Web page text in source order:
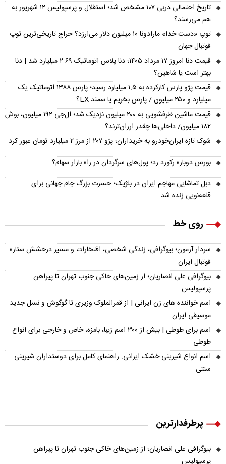
تاریخ احتمالی دربی ۱۰۷ مشخص شد؛ استقلال و پرسپولیس ۱۲ شهریور به
هم می‌رسند؟
توپ «دست خدا» مارادونا ۱۰ میلیون دلار می‌ارزد؟ حراج تاریخی‌ترین توپ
فوتبال جهان
قیمت دنا امروز ۱۷ مرداد ۱۴۰۵؛ دنا پلاس اتوماتیک ۲.۶۹ میلیارد شد | دنا
بهتر است یا شاهین؟
قیمت پژو پارس کارکرده به ۱.۵ میلیارد رسید؛ پارس ۱۳۸۸ اتوماتیک یک
میلیارد و ۲۵۰ میلیون / پارس بخریم یا سمند LX؟
قیمت ماشین ظرفشویی به ۲۰۰ میلیون نزدیک شد؛ ال‌جی ۱۹۲ میلیون، بوش
۱۸۲ میلیون/ داخلی‌ها چقدر ارزان‌ترند؟
شوک تازه ایران‌خودرو به خریداران؛ پژو ۲۰۷ از مرز ۲ میلیارد تومان عبور کرد
بورس دوباره رکورد زد؛ پول‌های سرگردان در راه بازار سهام؟
دبل تماشایی مهاجم ایران در بلژیک؛ حسرت بزرگ جام جهانی برای
قلعه‌نویی زنده شد
روی خط
سردار آزمون؛ بیوگرافی، زندگی شخصی، افتخارات و مسیر درخشش ستاره
فوتبال ایران
بیوگرافی علی انصاریان؛ از زمین‌های خاکی جنوب تهران تا پیراهن
پرسپولیس
اسم خواننده های زن ایرانی | از قمرالملوک وزیری تا گوگوش و نسل جدید
موسیقی ایران
اسم برای طوطی | بیش از ۳۰۰ اسم زیبا، بامزه، خاص و خارجی برای انواع
طوطی
اسم انواع شیرینی خشک ایرانی: راهنمای کامل برای دوستداران شیرینی
سنتی
پرطرفدارترین
بیوگرافی علی انصاریان؛ از زمین‌های خاکی جنوب تهران تا پیراهن